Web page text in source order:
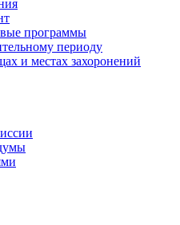
программы
периоду
и местах захоронений